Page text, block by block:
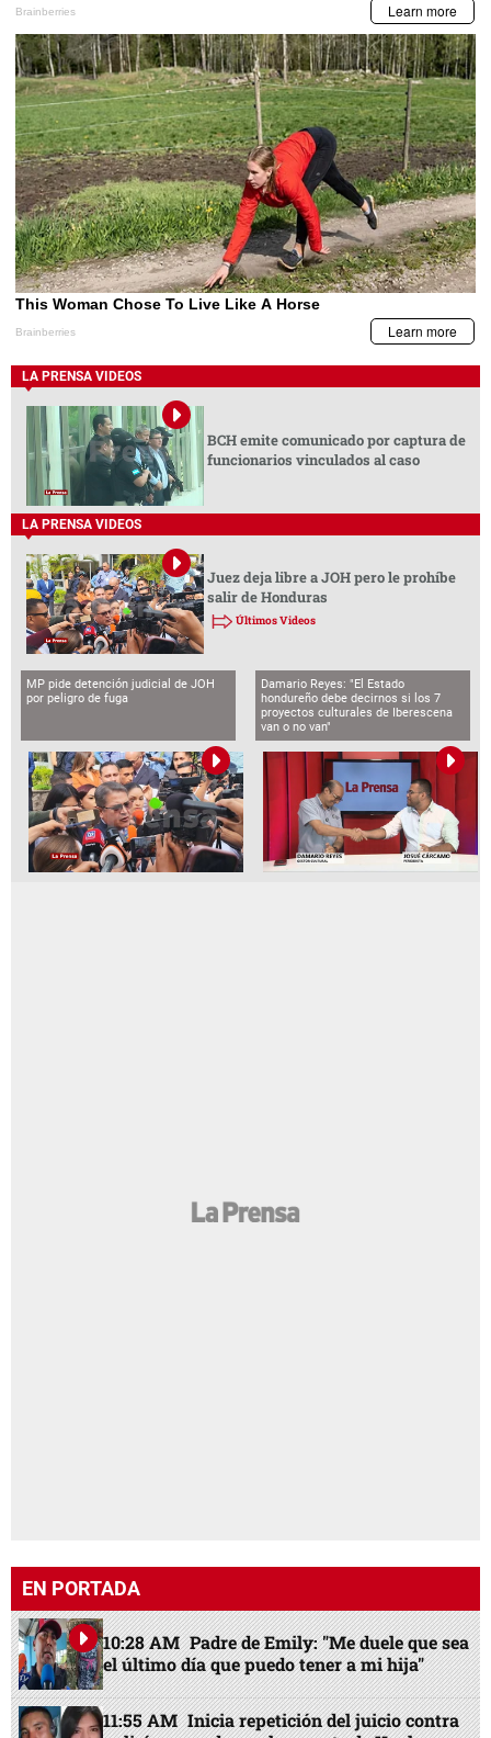
LA PRENSA VIDEOS
BCH emite comunicado por captura de
funcionarios vinculados al caso
LA PRENSA VIDEOS
Juez deja libre a JOH pero le prohíbe
salir de Honduras
Últimos Videos
MP pide detención judicial de JOH
por peligro de fuga
Damario Reyes: "El Estado
hondureño debe decirnos si los 7
proyectos culturales de Iberescena
van o no van"
EN PORTADA
10:28 AM Padre de Emily: "Me duele que sea
el último día que puedo tener a mi hija"
11:55 AM Inicia repetición del juicio contra